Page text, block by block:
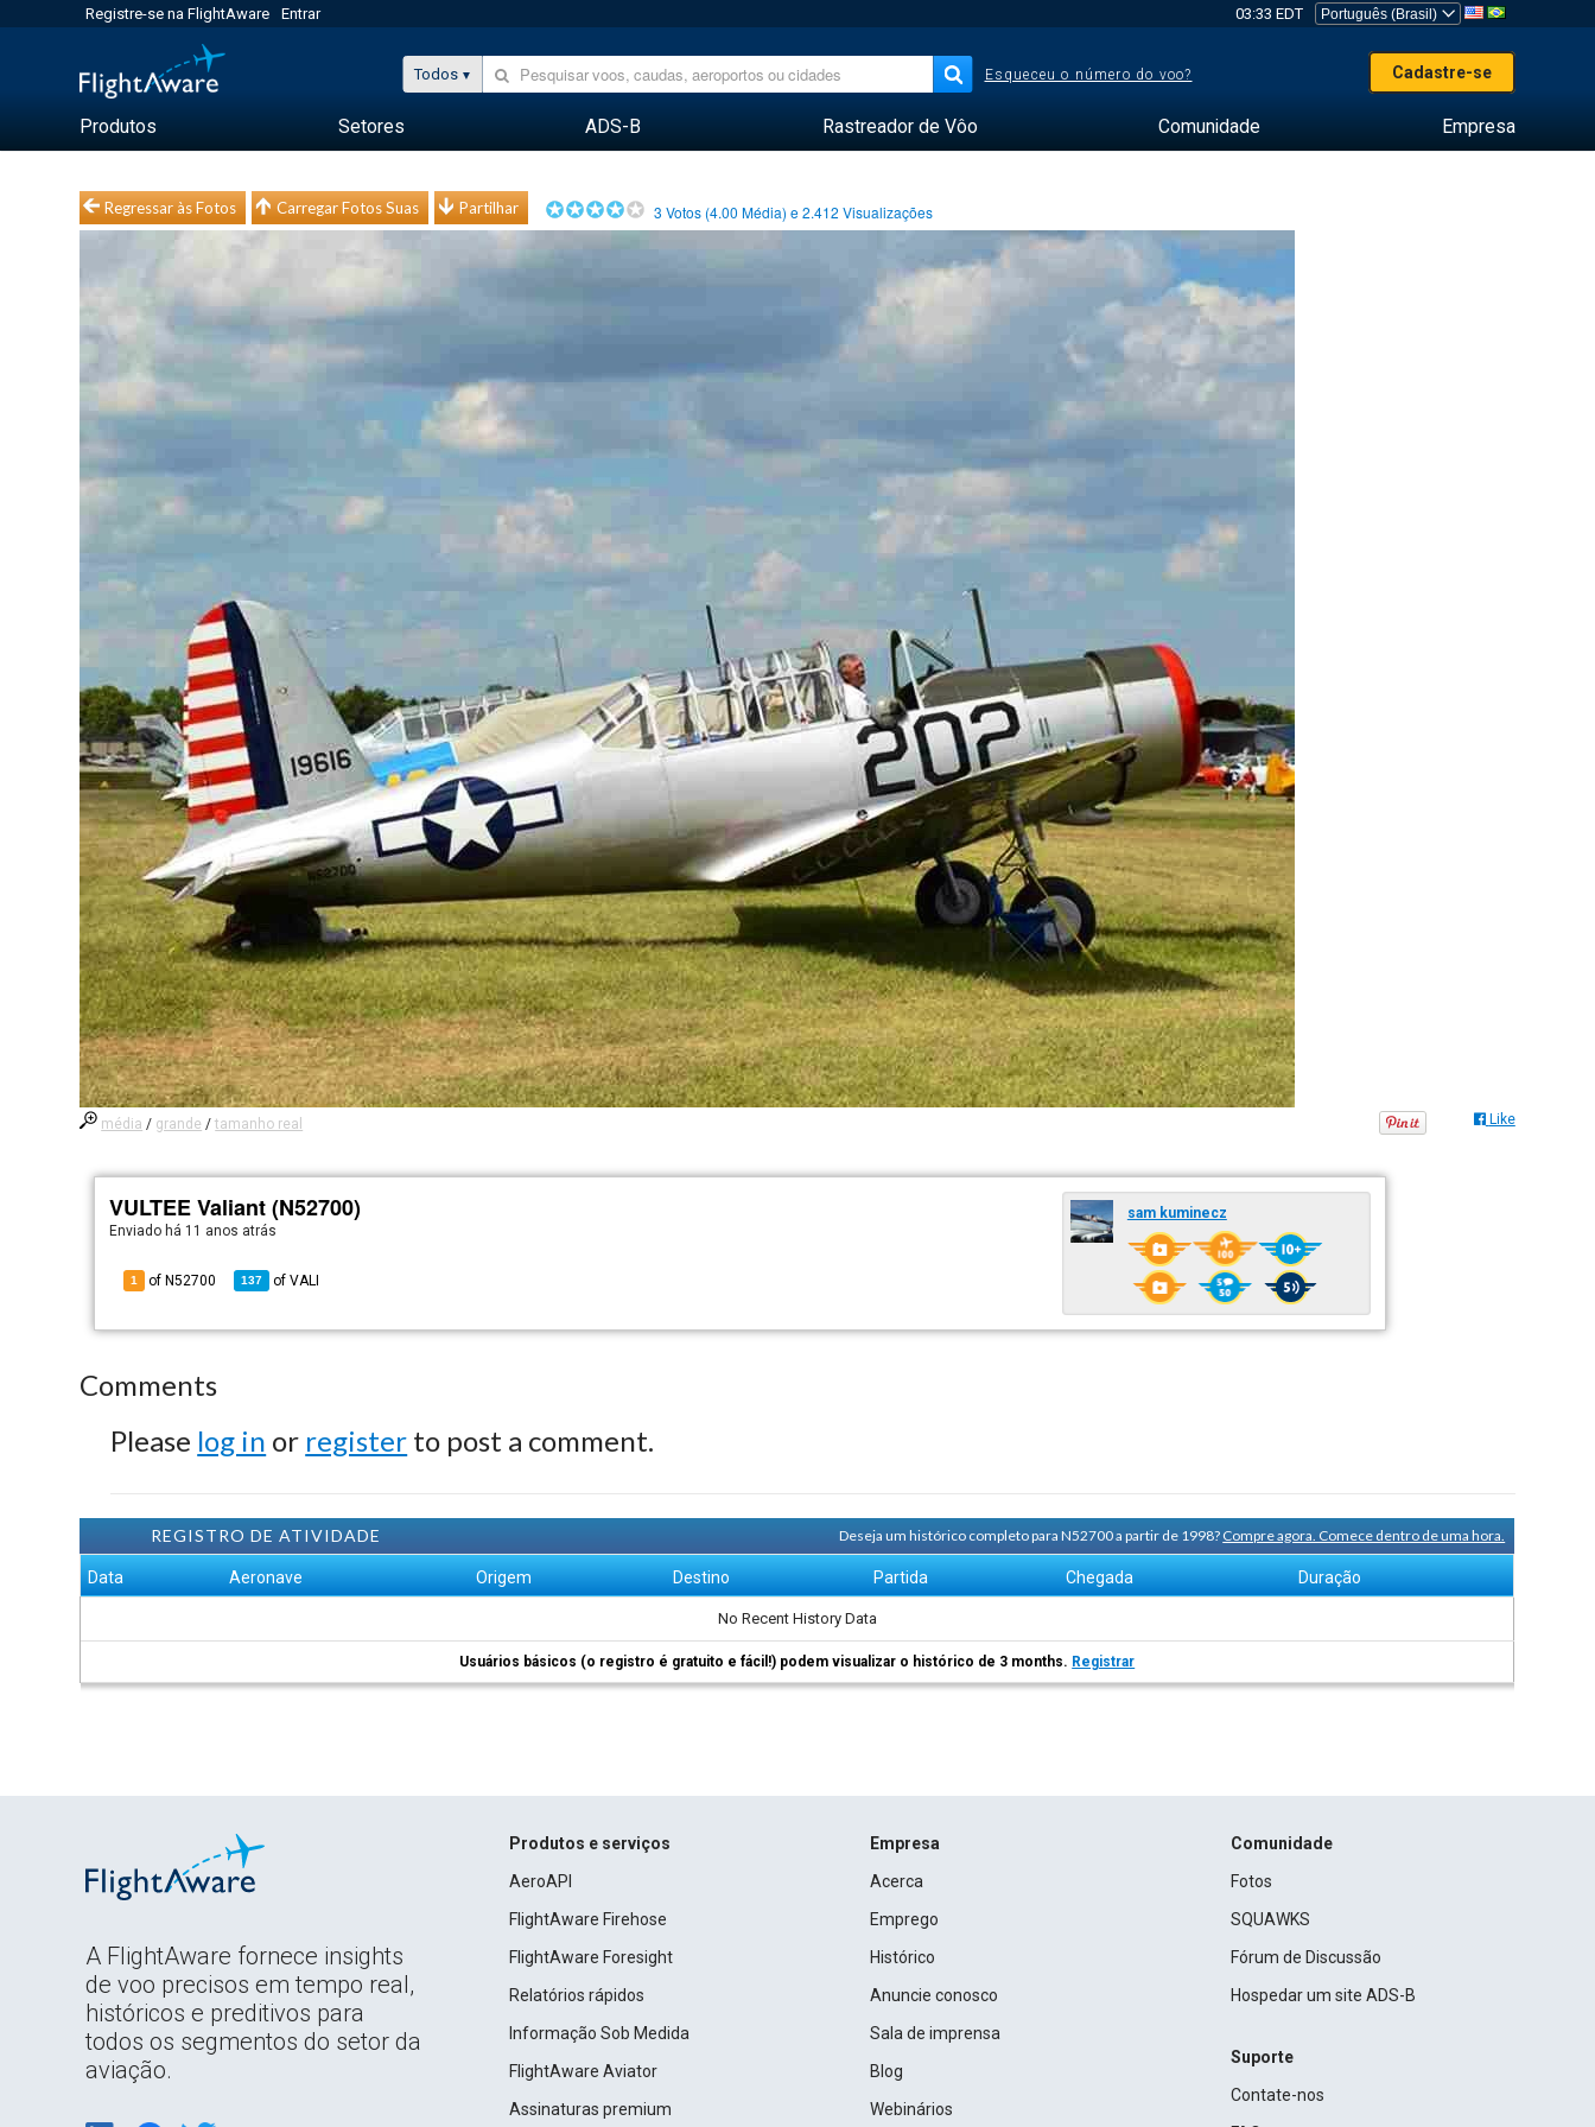
Registre-se na FlightAware Entrar 03:33 EDT
Todos Esqueceu o número do voo? Cadastre-se
Produtos Setores ADS-B Rastreador de Vôo Comunidade Empresa
Regressar às Fotos Carregar Fotos Suas Partilhar 3 Votos (4.00 Média) e2.412 Visualizações
média / grande /tamanho real Like
VULTEE Valiant (N52700)
Enviado há 11 anos atrás
1 of N52700 137 ofVALI
sam kuminecz
Comments
Please log in or register to post a comment.
REGISTRO DE ATIVIDADE Deseja um histórico completo para N52700 a partir de 1998?Compre agora. Comece dentro de uma hora.
Data Aeronave Origem Destino Partida Chegada Duração
No Recent History Data
Usuários básicos (o registro é gratuito e fácil!) podem visualizar o histórico de 3 months. Registrar
A FlightAware fornece insights
de voo precisos em tempo real,
históricos e preditivos para
todos os segmentos do setor da
aviação.
Produtos e serviços
AeroAPI
FlightAware Firehose
FlightAware Foresight
Relatórios rápidos
Informação Sob Medida
FlightAware Aviator
Assinaturas premium
Empresa
Acerca
Emprego
Histórico
Anuncie conosco
Sala de imprensa
Blog
Webinários
Comunidade
Fotos
SQUAWKS
Fórum de Discussão
Hospedar um site ADS-B
Suporte
Contate-nos